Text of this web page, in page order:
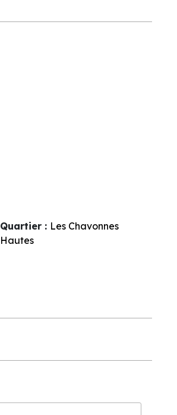
Quartier : Les Chavonnes
Hautes